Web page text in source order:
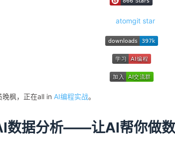
枫，正在all in AI编程实战。
数据分析——让AI帮你做